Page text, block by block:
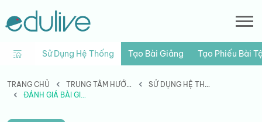
Sử Dụng Hệ Thống Tạo Bài Giảng Tạo Phiếu Bài
TRANG CHỦ TRUNG TÂM HƯỚNG DẪN
SỬ DỤNG HỆ THỐNG
ĐÁNH GIÁ BÀI GIẢNG